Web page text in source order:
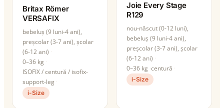
Britax Römer
VERSAFIX
bebeluș (9 luni-4 ani),
preșcolar (3-7 ani), școlar
(6-12 ani)
0–36 kg
ISOFIX / centură / isofix-
support-leg
i-Size
Joie Every Stage
R129
nou-născut (0-12 luni),
bebeluș (9 luni-4 ani),
preșcolar (3-7 ani), școlar
(6-12 ani)
0–36 kg centură
i-Size